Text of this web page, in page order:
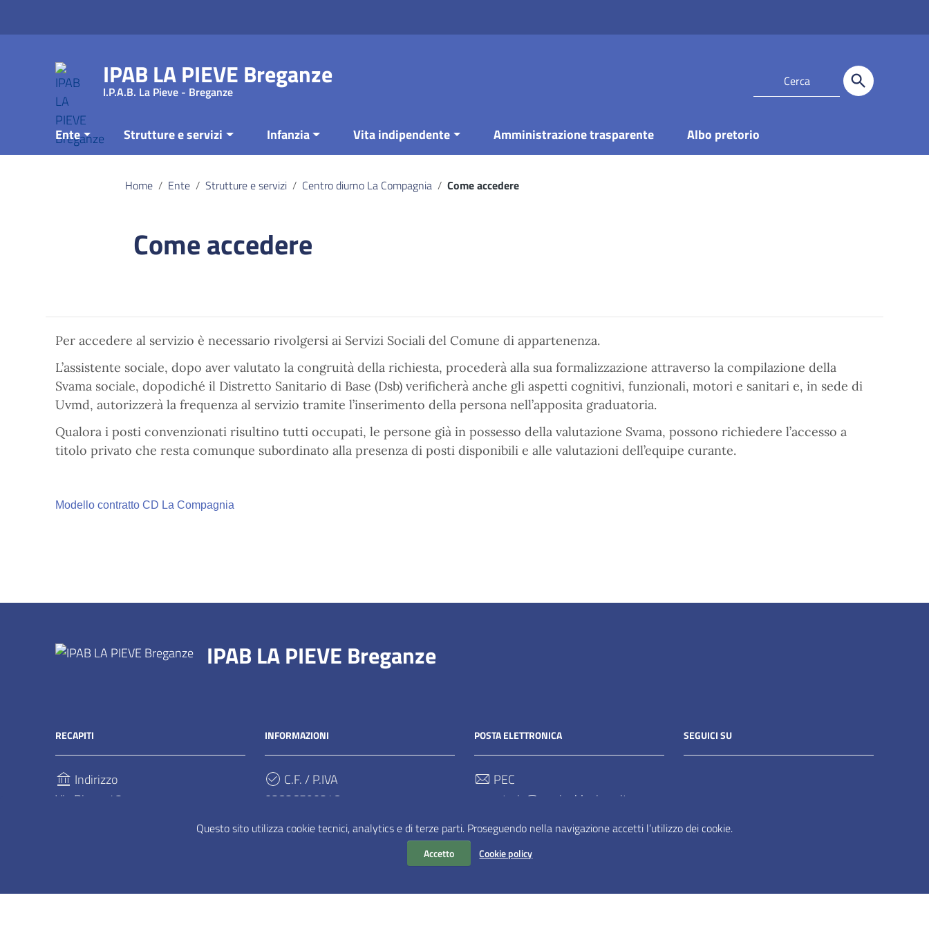
Questo sito utilizza cookie tecnici, analytics e di terze parti. Proseguendo nella navigazione accetti l’utilizzo dei cookie.
Accetto Cookie policy
IPAB LA PIEVE Breganze
I.P.A.B. La Pieve - Breganze
Ente Strutture e servizi Infanzia Vita indipendente Amministrazione trasparente Albo pretorio
Home / Ente / Strutture e servizi / Centro diurno La Compagnia / Come accedere
Come accedere
Per accedere al servizio è necessario rivolgersi ai Servizi Sociali del Comune di appartenenza.
L’assistente sociale, dopo aver valutato la congruità della richiesta, procederà alla sua formalizzazione attraverso la compilazione della
Svama sociale, dopodiché il Distretto Sanitario di Base (Dsb) verificherà anche gli aspetti cognitivi, funzionali, motori e sanitari e, in sede di
Uvmd, autorizzerà la frequenza al servizio tramite l’inserimento della persona nell’apposita graduatoria.
Qualora i posti convenzionati risultino tutti occupati, le persone già in possesso della valutazione Svama, possono richiedere l’accesso a
titolo privato che resta comunque subordinato alla presenza di posti disponibili e alle valutazioni dell’equipe curante.
Modello contratto CD La Compagnia
IPAB LA PIEVE Breganze
RECAPITI
Indirizzo
Via Pieve, 42
INFORMAZIONI
C.F. / P.IVA
02826590248
POSTA ELETTRONICA
PEC
segreteria@pec.ipablapieve.it
Email
segreteria@ipablapieve.it
SEGUICI SU